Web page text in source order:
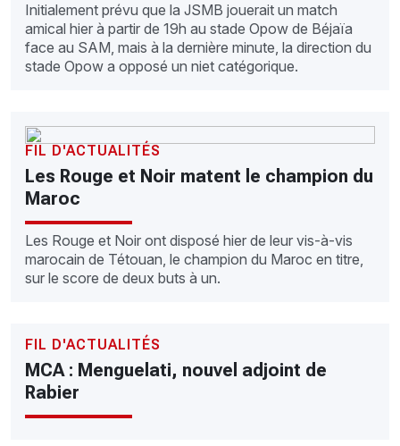
Initialement prévu que la JSMB jouerait un match
amical hier à partir de 19h au stade Opow de Béjaïa
face au SAM, mais à la dernière minute, la direction du
stade Opow a opposé un niet catégorique.
FIL D'ACTUALITÉS
Les Rouge et Noir matent le champion du
Maroc
Les Rouge et Noir ont disposé hier de leur vis-à-vis
marocain de Tétouan, le champion du Maroc en titre,
sur le score de deux buts à un.
FIL D'ACTUALITÉS
MCA : Menguelati, nouvel adjoint de
Rabier